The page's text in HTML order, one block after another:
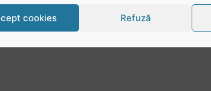
cookies Refuză